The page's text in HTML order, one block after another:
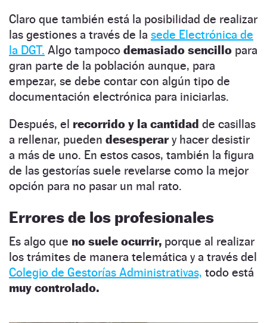
Claro que también está la posibilidad de realizar
las gestiones a través de la sede Electrónica de
la DGT. Algo tampoco demasiado sencillo para
gran parte de la población aunque, para
empezar, se debe contar con algún tipo de
documentación electrónica para iniciarlas.
Después, el recorrido y la cantidad de casillas
a rellenar, pueden desesperary hacer desistir
a más de uno. En estos casos, también la figura
de las gestorías suele revelarse como la mejor
opción para no pasar un mal rato.
Errores de los profesionales
Es algo que no suele ocurrir, porque al realizar
los trámites de manera telemática y a través del
Colegio de Gestorías Administrativas, todo está
muy controlado.